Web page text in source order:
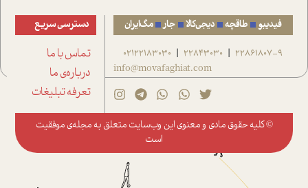
فیدیبو طاقچه دیجی‌کالا جار مگ‌ایران
22861807-9
|
22843030
|
02122183030
info@movafaghiat.com
دسترسی سریع
تماس با ما
درباره‌ی ما
تعرفه تبلیغات
© کلیه حقوق مادی و معنوی این وب‌سایت متعلق به مجله‌ی موفقیت
است